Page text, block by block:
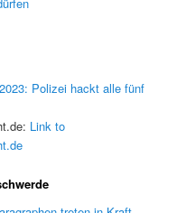
Polizei hackt alle fünf
Link to